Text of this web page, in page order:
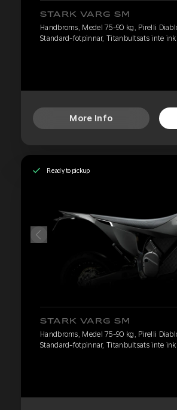
STARK VARG SM
Handbroms, Medel 75-90 kg, Pirelli
Standard-fotpinnar, Titanbultsats inte
More Info
Ready to pickup
STARK VARG SM
Handbroms, Medel 75-90 kg, Pirelli
Standard-fotpinnar, Titanbultsats inte